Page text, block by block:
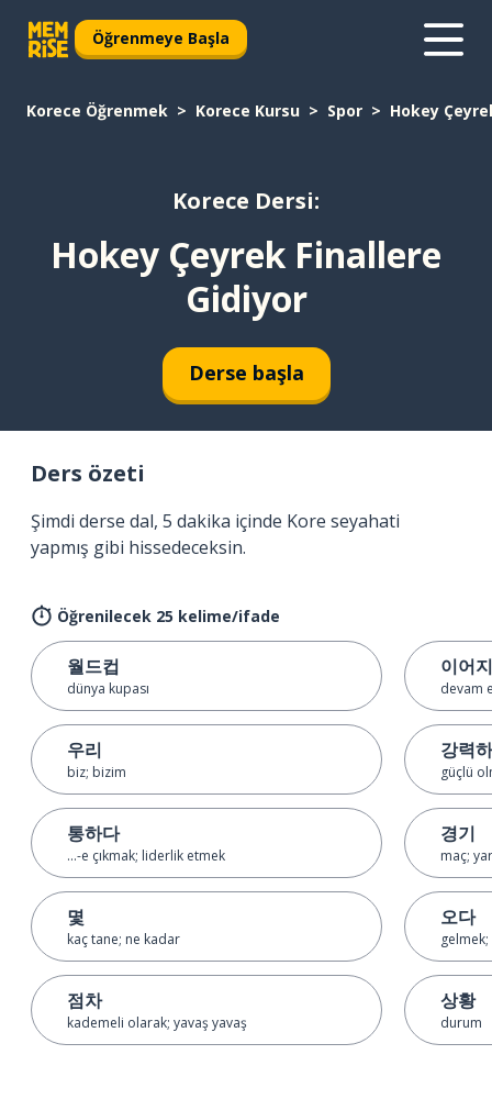
Öğrenmeye Başla
Korece Öğrenmek Korece Kursu Spor Hokey
Korece Dersi:
Hokey Çeyrek Finallere
Gidiyor
Derse başla
Ders özeti
Şimdi derse dal, 5 dakika içinde Kore seyahati
yapmış gibi hissedeceksin.
Öğrenilecek 25 kelime/ifade
월드컵
dünya kupası
우리
biz; bizim
통하다
...-e çıkmak; liderlik etmek
몇
kaç tane; ne kadar
점차
kademeli olarak; yavaş yavaş
이어
devam
강력
güçlü
경기
maç;
오다
gelmek;
상황
durum